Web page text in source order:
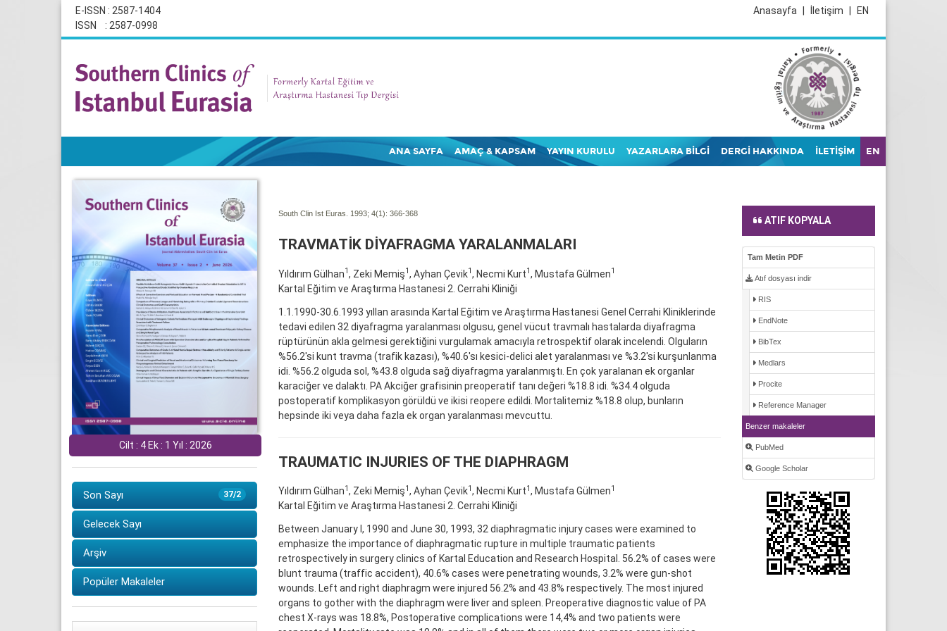
E-ISSN : 2587-1404
ISSN : 2587-0998
EN
İletişim
Anasayfa
ANA SAYFA AMAÇ & KAPSAM YAYIN KURULU YAZARLARA BİLGİ DERGİ HAKKINDA İLETİŞİM EN
Cilt : 4 Ek : 1 Yıl : 2026
37/2
Son Sayı
Gelecek Sayı
Arşiv
Popüler Makaleler
South Clin Ist Euras. 1993; 4(1): 366-368
TRAVMATİK DİYAFRAGMA YARALANMALARI
Yıldırım Gülhan1 , Zeki Memiş1 , Ayhan Çevik1 , Necmi Kurt1 , Mustafa Gülmen1
Kartal Eğitim ve Araştırma Hastanesi 2. Cerrahi Kliniği
1.1.1990-30.6.1993 yıllan arasında Kartal Eğitim ve Araştırma Hastanesi Genel Cerrahi Kliniklerinde
tedavi edilen 32 diyafragma yaralanması olgusu, genel vücut travmalı hastalarda diyafragma
rüptürünün akla gelmesi gerektiğini vurgulamak amacıyla retrospektif olarak incelendi. Olguların
%56.2'si kunt travma (trafik kazası), %40.6'sı kesici-delici alet yaralanması ve %3.2'si kurşunlanma
idi. %56.2 olguda sol, %43.8 olguda sağ diyafragma yaralanmıştı. En çok yaralanan ek organlar
karaciğer ve dalaktı. PA Akciğer grafisinin preoperatif tanı değeri %18.8 idi. %34.4 olguda
postoperatif komplikasyon görüldü ve ikisi reopere edildi. Mortalitemiz %18.8 olup, bunların
hepsinde iki veya daha fazla ek organ yaralanması mevcuttu.
TRAUMATIC INJURIES OF THE DIAPHRAGM
Yıldırım Gülhan1, Zeki Memiş1, Ayhan Çevik1, Necmi Kurt1, Mustafa Gülmen1
Kartal Eğitim ve Araştırma Hastanesi 2. Cerrahi Kliniği
Between January l, 1990 and June 30, 1993, 32 diaphragmatic injury cases were examined to
emphasize the importance of diaphragmatic rupture in multiple traumatic patients
retrospectively in surgery clinics of Kartal Education and Research Hospital. 56.2% of cases were
blunt trauma (traffic accident), 40.6% cases were penetrating wounds, 3.2% were gun-shot
wounds. Left and right diaphragm were injured 56.2% and 43.8% respectively. The most injured
organs to gother with the diaphragm were liver and spleen. Preoperative diagnostic value of PA
chest X-rays was 18.8%, Postoperative complications were 14,4% and two patients were
ATIF KOPYALA
Tam Metin PDF
Atıf dosyası indir
RIS
EndNote
BibTex
Medlars
Procite
Reference Manager
Benzer makaleler
PubMed
Google Scholar